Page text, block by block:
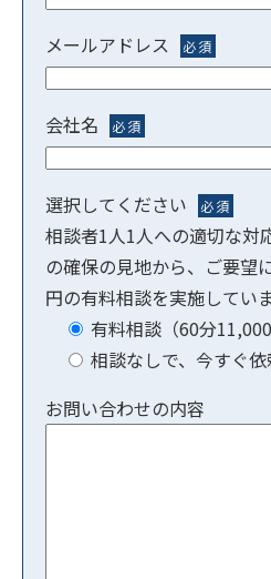
メールアドレス 必須
会社名 必須
選択してください 必須
相談者1人1人への適切な対
の確保の見地から、ご要望
円の有料相談を実施していま
有料相談（60分
相談なしで、今すぐ依
お問い合わせの内容